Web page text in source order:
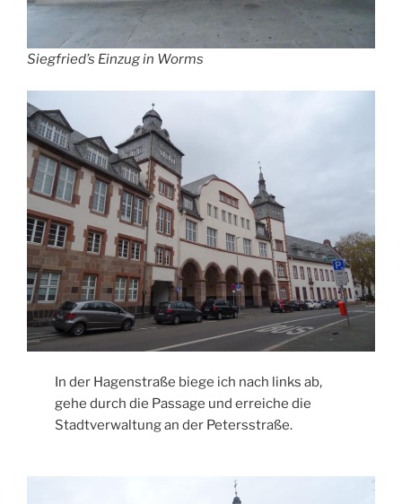
Siegfried’s Einzug in Worms
In der Hagenstraße biege ich nach links ab,
gehe durch die Passage und erreiche die
Stadtverwaltung an der Petersstraße.